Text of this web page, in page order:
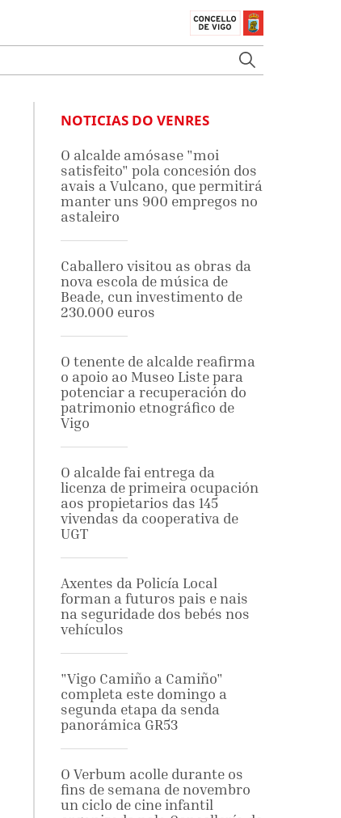
NOTICIAS DO VENRES
O alcalde amósase "moi
satisfeito" pola concesión dos
avais a Vulcano, que permitirá
manter uns 900 empregos no
astaleiro
Caballero visitou as obras da
nova escola de música de
Beade, cun investimento de
230.000 euros
O tenente de alcalde reafirma
o apoio ao Museo Liste para
potenciar a recuperación do
patrimonio etnográfico de
Vigo
O alcalde fai entrega da
licenza de primeira ocupación
aos propietarios das 145
vivendas da cooperativa de
UGT
Axentes da Policía Local
forman a futuros pais e nais
na seguridade dos bebés nos
vehículos
"Vigo Camiño a Camiño"
completa este domingo a
segunda etapa da senda
panorámica GR53
O Verbum acolle durante os
fins de semana de novembro
un ciclo de cine infantil